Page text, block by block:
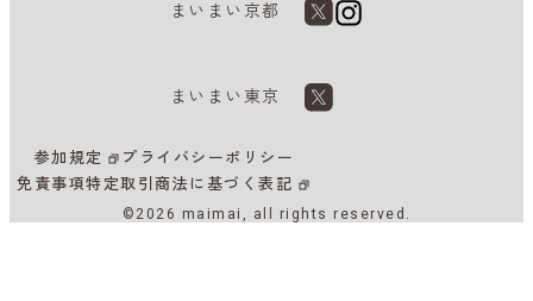
まいまい京都
まいまい東京
参加規定
プライバシーポリシー
免責事項特定取引商法に基づく表記
©2026 maimai, all rights reserved.